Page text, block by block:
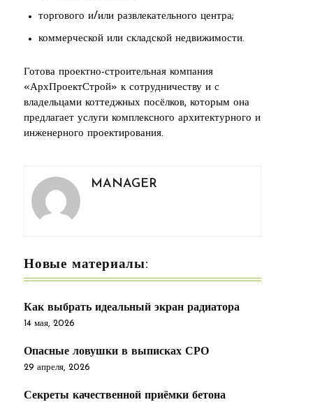
торгового и/или развлекательного центра;
коммерческой или складской недвижимости.
Готова проектно-строительная компания
«АрхПроектСтрой» к сотрудничеству и с
владельцами коттеджных посёлков, которым она
предлагает услуги комплексного архитектурного и
инженерного проектирования.
MANAGER
Новые материалы:
Как выбрать идеальный экран радиатора
14 мая, 2026
Опасные ловушки в выписках СРО
29 апреля, 2026
Секреты качественной приёмки бетона